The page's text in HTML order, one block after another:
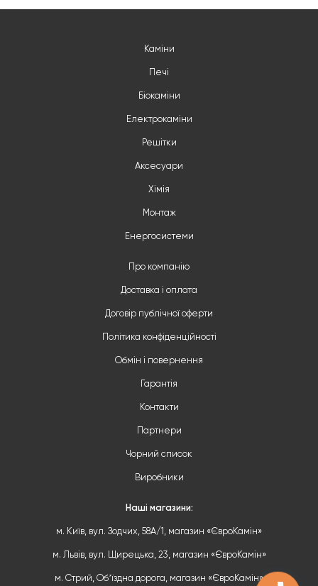
Каміни
Печі
Біокаміни
Електрокаміни
Решітки
Аксесуари
Хімія
Монтаж
Енергосистеми
Про компанію
Доставка і оплата
Договір публічної оферти
Політика конфіденційності
Обмін і повернення
Гарантія
Контакти
Партнери
Чорний список
Виробники
Наші магазини:
м. Київ, вул. Зодчих, 58А/1, магазин «ЄвроКамін»
м. Львів, вул. Щирецька, 23, магазин «ЄвроКамін»
м. Стрий, Обʼїздна дорога, магазин «ЄвроКамін»